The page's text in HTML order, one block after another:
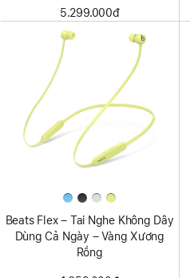
5.299.000đ
Beats Flex – Tai Nghe Không Dây
Dùng Cả Ngày – Vàng Xương
Rồng